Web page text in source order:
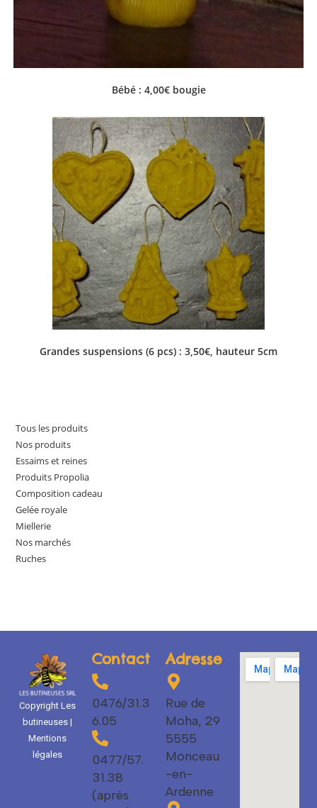
Bébé : 4,00€ bougie
Grandes suspensions (6 pcs) : 3,50€, hauteur 5cm
Tous les produits
Nos produits
Essaims et reines
Produits Propolia
Composition cadeau
Gelée royale
Miellerie
Nos marchés
Ruches
Copyright Les
butineuses |
Mentions
légales
Contact
0476/31.3
6.05
0477/57.
31.38
(après
Adresse
Rue de
Moha, 29
5555
Monceau
-en-
Ardenne